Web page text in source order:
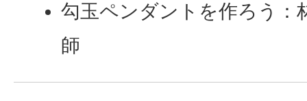
勾玉ペンダントを作ろう：
師